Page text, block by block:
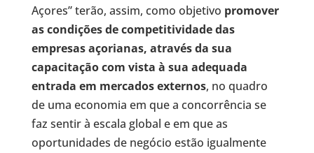
Açores” terão, assim, como objetivo promover
as condições de competitividade das
empresas açorianas, através da sua
capacitação com vista à sua adequada
entrada em mercados externos, no quadro
de uma economia em que a concorrência se
faz sentir à escala global e em que as
oportunidades de negócio estão igualmente